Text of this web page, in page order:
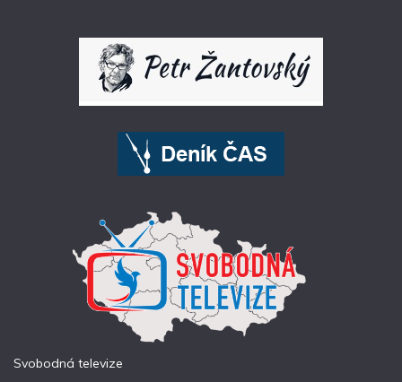
Svobodná televize